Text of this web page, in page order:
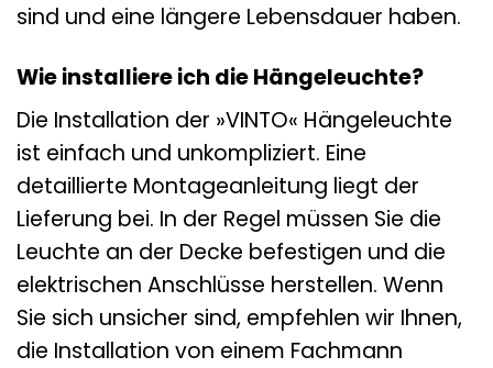
sind und eine längere Lebensdauer haben.
Wie installiere ich die Hängeleuchte?
Die Installation der »VINTO« Hängeleuchte
ist einfach und unkompliziert. Eine
detaillierte Montageanleitung liegt der
Lieferung bei. In der Regel müssen Sie die
Leuchte an der Decke befestigen und die
elektrischen Anschlüsse herstellen. Wenn
Sie sich unsicher sind, empfehlen wir Ihnen,
die Installation von einem Fachmann